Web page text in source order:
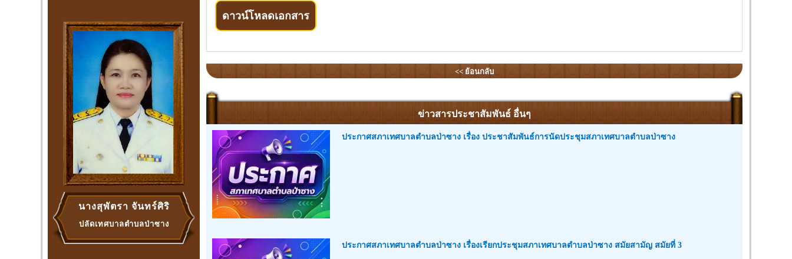
นางสุพัตรา จันทร์ศิริ
ปลัดเทศบาลตำบลป่าซาง
ดาวน์โหลดเอกสาร
<< ย้อนกลับ
ข่าวสารประชาสัมพันธ์ อื่นๆ
ประกาศสภาเทศบาลตำบลป่าซาง เรื่อง ประชาสัมพันธ์การนัดประชุมสภาเทศบาลตำบลป่าซาง
ประกาศสภาเทศบาลตำบลป่าซาง เรื่องเรียกประชุมสภาเทศบาลตำบลป่าซาง สมัยสามัญ สมัยที่ 3